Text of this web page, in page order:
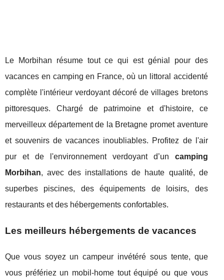
Le Morbihan résume tout ce qui est génial pour des
vacances en camping en France, où un littoral accidenté
complète l'intérieur verdoyant décoré de villages bretons
pittoresques. Chargé de patrimoine et d'histoire, ce
merveilleux département de la Bretagne promet aventure
et souvenirs de vacances inoubliables. Profitez de l'air
pur et de l'environnement verdoyant d’un camping
Morbihan, avec des installations de haute qualité, de
superbes piscines, des équipements de loisirs, des
restaurants et des hébergements confortables.
Les meilleurs hébergements de vacances
Que vous soyez un campeur invétéré sous tente, que
vous préfériez un mobil-home tout équipé ou que vous